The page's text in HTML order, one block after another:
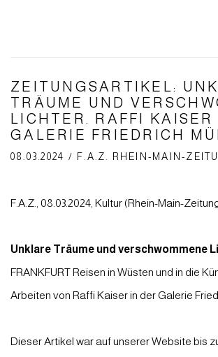
ZEITUNGSARTIKEL:
TRÄUME UND
LICHTER. RAFFI KAISER
GALERIE FRIEDRICH
08.03.2024 / F.A.Z. RHEIN-MAIN-
F.A.Z., 08.03.2024, Kultur (Rhein-Main-
Unklare Träume und verschwommene
FRANKFURT Reisen in Wüsten und in die
Arbeiten von Raffi Kaiser in der Galerie
Dieser Artikel war auf unserer Website bis